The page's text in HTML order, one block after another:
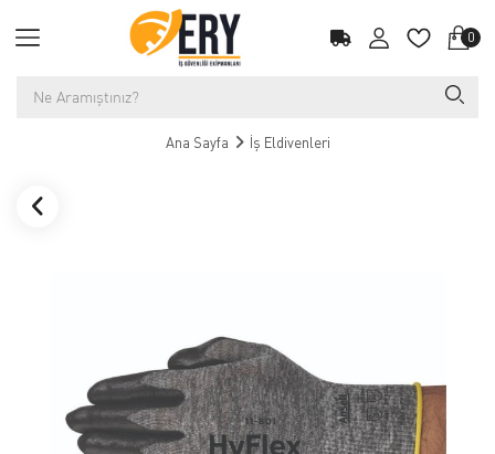
0
Ana Sayfa İş Eldivenleri